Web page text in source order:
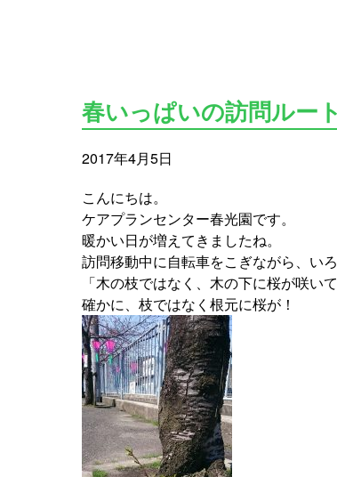
春いっぱいの訪問ルー
2017年4月5日
こんにちは。
ケアプランセンター春光園です。
暖かい日が増えてきましたね。
訪問移動中に自転車をこぎながら、い
「木の枝ではなく、木の下に桜が咲
確かに、枝ではなく根元に桜が！